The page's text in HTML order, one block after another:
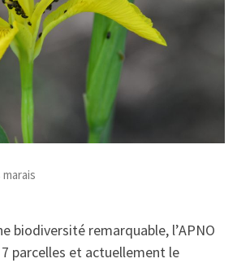
biodiversité remarquable, l’APNO
parcelles et actuellement le